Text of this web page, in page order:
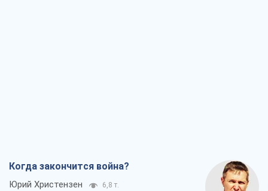
Когда закончится война?
Юрий Христензен 6,8 т.